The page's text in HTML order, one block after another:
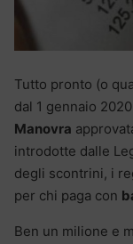
Tutto pronto (o
dal 1 gennaio
Manovra
introdotte dalle
degli scontrini, i
per chi paga con
Ben un milione e